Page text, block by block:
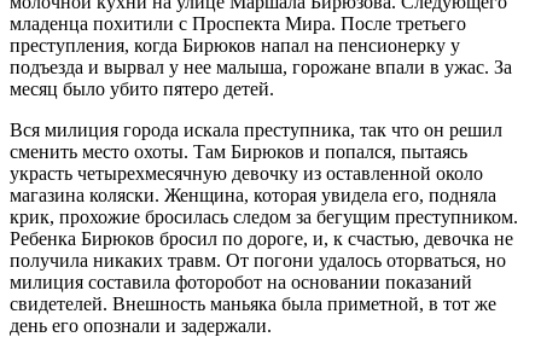
младенца похитили с Проспекта Мира. После третьего
преступления, когда Бирюков напал на пенсионерку у
подъезда и вырвал у нее малыша, горожане впали в ужас. За
месяц было убито пятеро детей.
Вся милиция города искала преступника, так что он решил
сменить место охоты. Там Бирюков и попался, пытаясь
украсть четырехмесячную девочку из оставленной около
магазина коляски. Женщина, которая увидела его, подняла
крик, прохожие бросилась следом за бегущим преступником.
Ребенка Бирюков бросил по дороге, и, к счастью, девочка не
получила никаких травм. От погони удалось оторваться, но
милиция составила фоторобот на основании показаний
свидетелей. Внешность маньяка была приметной, в тот же
день его опознали и задержали.